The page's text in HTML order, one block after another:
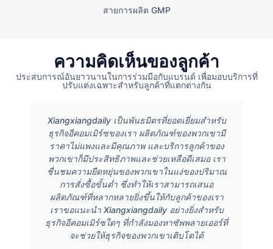
สายการผลิต GMP
ความคิดเห็นของลูกค้า
ประสบการณ์อันยาวนานในการร่วมมือกับแบรนด์ เพื่อมอบบริการที่
ปรับแต่งเฉพาะสำหรับลูกค้าที่แตกต่างกัน
Xiangxiangdaily เป็นพันธมิตรที่ยอดเยี่ยมสำหรับ
ธุรกิจอีคอมเมิร์ซของเรา ผลิตภัณฑ์ของพวกเขามี
ราคาไม่แพงและมีคุณภาพ และบริการลูกค้าของ
พวกเขาก็มีประสิทธิภาพและช่วยเหลือดีเสมอ เรา
ชื่นชมความยืดหยุ่นของพวกเขาในแง่ของปริมาณ
การสั่งซื้อขั้นต่ำ ซึ่งทำให้เราสามารถเสนอ
ผลิตภัณฑ์ที่หลากหลายยิ่งขึ้นให้กับลูกค้าของเรา
เราขอแนะนำ Xiangxiangdaily อย่างยิ่งสำหรับ
ธุรกิจอีคอมเมิร์ซใดๆ ที่กำลังมองหาซัพพลายเออร์ที่
จะช่วยให้ธุรกิจของพวกเขาเติบโตได้